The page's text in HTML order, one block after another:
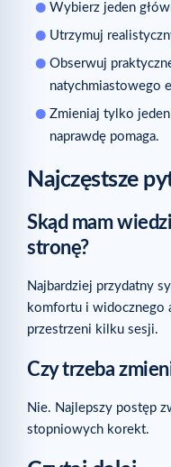
Wybierz jeden
Utrzymuj
Obserwuj
natychmiastowego
Zmieniaj tylko jeden
naprawdę pomaga.
Najczęstsze
Skąd mam
stronę?
Najbardziej przydatny
komfortu i widocznego
przestrzeni kilku sesji.
Czy trzeba
Nie. Najlepszy postęp
stopniowych korekt.